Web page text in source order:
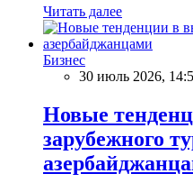
Читать далее
Бизнес
30 июль 2026,
Новые
зарубежного